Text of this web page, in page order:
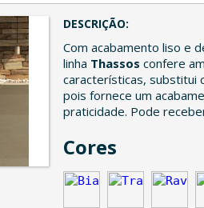
DESCRIÇÃO:
Com acabamento liso e
linha Thassos confere
características, substitui
pois fornece um
praticidade. Pode
Cores